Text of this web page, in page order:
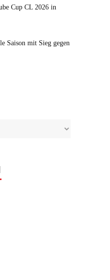
Cup CL 2026 in
Saison mit Sieg gegen